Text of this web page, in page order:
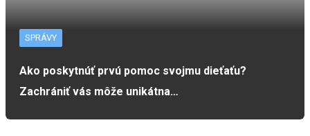
SPRÁVY
Ako poskytnúť prvú pomoc svojmu dieťaťu?
Zachrániť vás môže unikátna…